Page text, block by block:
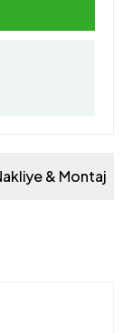
& Montaj